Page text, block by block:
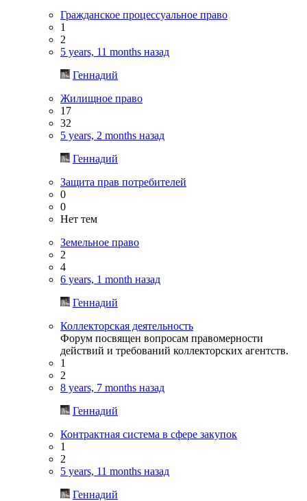
Гражданское процессуальное право
1
2
5 years, 11 months назад
Геннадий
Жилищное право
17
32
5 years, 2 months назад
Геннадий
Защита прав потребителей
0
0
Нет тем
Земельное право
2
4
6 years, 1 month назад
Геннадий
Коллекторская деятельность
Форум посвящен вопросам правомерности
действий и требований коллекторских агентств.
1
2
8 years, 7 months назад
Геннадий
Контрактная система в сфере закупок
1
2
5 years, 11 months назад
Геннадий